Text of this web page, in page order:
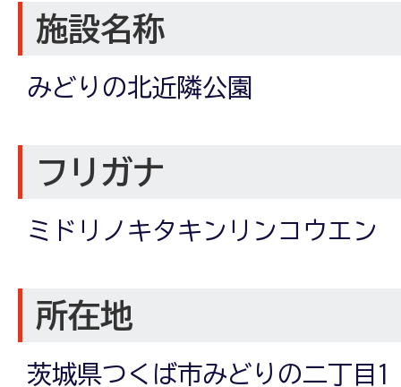
施設名称
みどりの北近隣公園
フリガナ
ミドリノキタキンリンコウエン
所在地
茨城県つくば市みどりの二丁目1